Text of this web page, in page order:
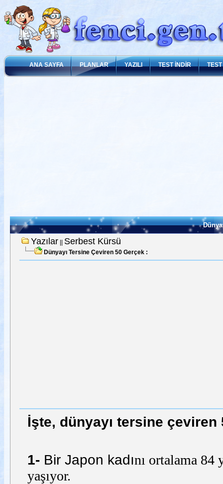
ANA SAYFA PLANLAR YAZILI TEST İNDİR
Yazılar|| Serbest Kürsü
Dünyayı Tersine Çeviren 50 Gerçek :
İşte, dünyayı tersine çeviren
1- Bir Japon kadını ortalama 84
yaşıyor.